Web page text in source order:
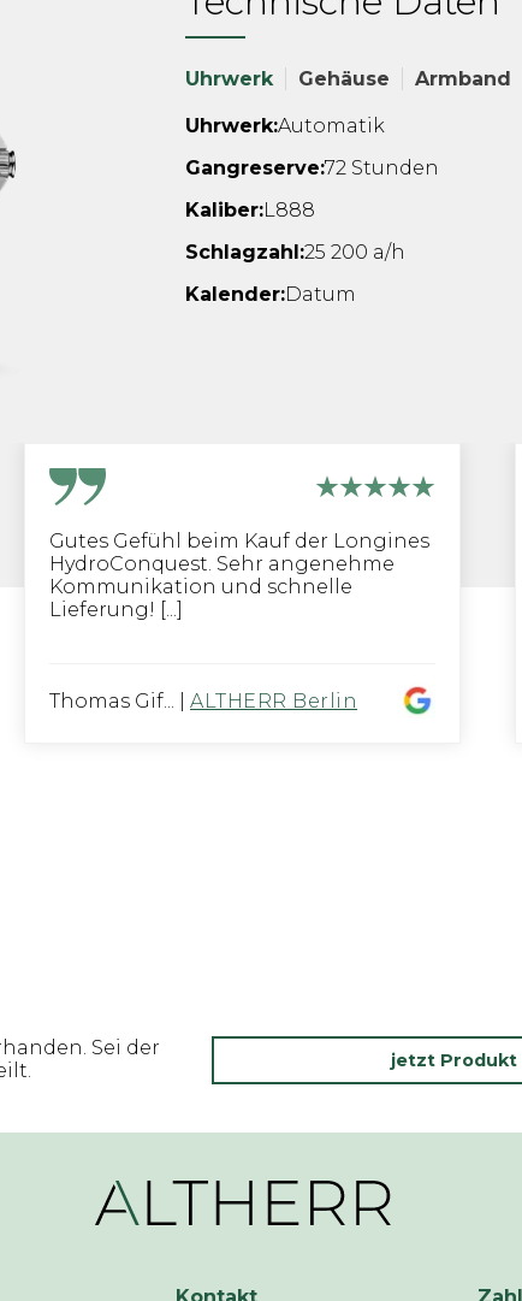
Uhrwerk Gehäuse Armband
Uhrwerk:Automatik
Gangreserve:72 Stunden
Kaliber:L888
Schlagzahl:25 200 a/h
Kalender:Datum
Gutes Gefühl beim Kauf der Longines
HydroConquest. Sehr angenehme
Kommunikation und schnelle
Lieferung! [...]
Thomas Gif... ALTHERR Berlin
Sei der
jetzt Produkt